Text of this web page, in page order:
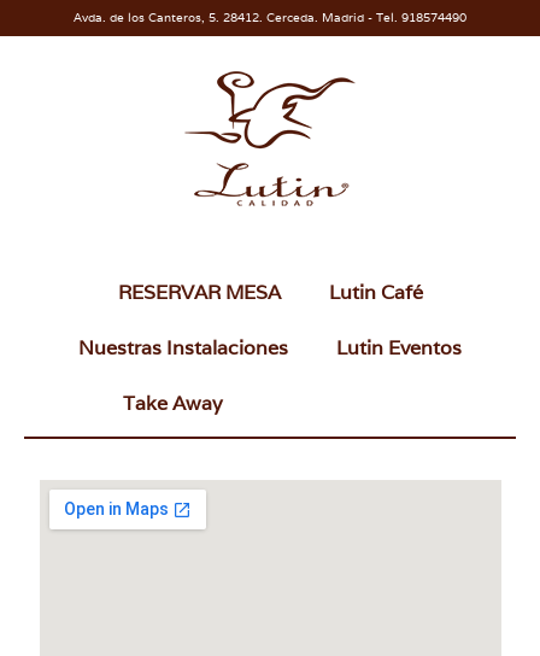
Avda. de los Canteros, 5. 28412. Cerceda. Madrid - Tel. 918574490
RESERVAR MESA Lutin Café
Nuestras Instalaciones Lutin Eventos
Take Away